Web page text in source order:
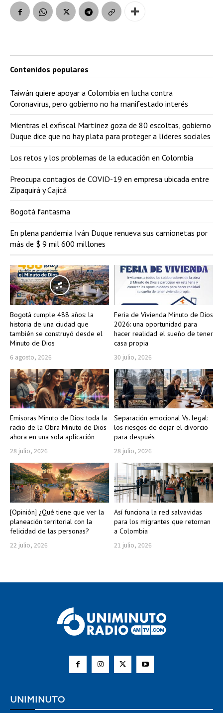
Bogotá cumple 488 años: la
historia de una ciudad que
también se construyó desde el
Minuto de Dios
6 agosto, 2026
Feria de Vivienda Minuto de Dios
2026: una oportunidad para
hacer realidad el sueño de tener
casa propia
30 julio, 2026
Emisoras Minuto de Dios: toda la
radio de la Obra Minuto de Dios
ahora en una sola aplicación
28 julio, 2026
Separación emocional Vs. legal:
los riesgos de dejar el divorcio
para después
28 julio, 2026
[Opinión] ¿Qué tiene que ver la
planeación territorial con la
felicidad de las personas?
22 julio, 2026
Así funciona la red salvavidas
para los migrantes que retornan
a Colombia
21 julio, 2026
Contenidos populares
Taiwán quiere apoyar a Colombia en lucha contra
Coronavirus, pero gobierno no ha manifestado interés
Mientras el exfiscal Martínez goza de 80 escoltas, gobierno
Duque dice que no hay plata para proteger a líderes sociales
Los retos y los problemas de la educación en Colombia
Preocupa contagios de COVID-19 en empresa ubicada entre
Zipaquirá y Cajicá
Bogotá fantasma
En plena pandemia Iván Duque renueva sus camionetas por
más de $ 9 mil 600 millones
UNIMINUTO